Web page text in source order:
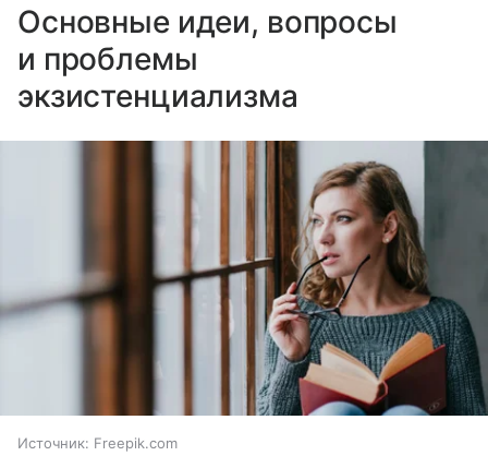
Основные идеи, вопросы
и проблемы
экзистенциализма
Источник: Freepik.com